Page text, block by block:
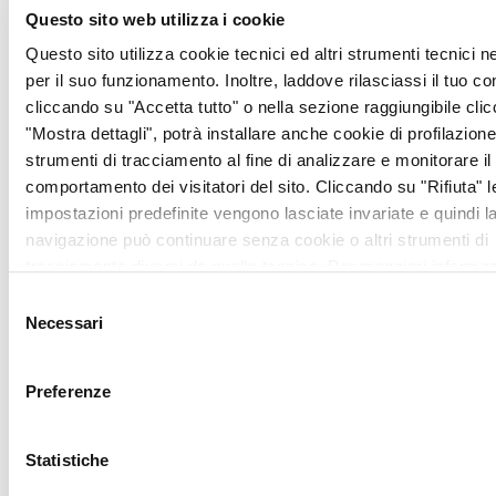
Questo sito web utilizza i cookie
Questo sito utilizza cookie tecnici ed altri strumenti tecnici
per il suo funzionamento. Inoltre, laddove rilasciassi il tuo
cliccando su "Accetta tutto" o nella sezione raggiungibile
"Mostra dettagli", potrà installare anche cookie di
strumenti di tracciamento al fine di analizzare e monitorare il
comportamento dei visitatori del sito. Cliccando su "Rifiuta"
impostazioni predefinite vengono lasciate invariate e quindi
navigazione può continuare senza cookie o altri strumenti di
delNecessari
Preferenze
Statistiche
attenzione per tematiche
spinose quali le
Disposizioni Anticipate di
Trattamento (DAT) e la
Pianificazione Condivisa
delle Cure (PCC).
Dello stesso tenore
cultural/divulgativo la
partecipazione degli